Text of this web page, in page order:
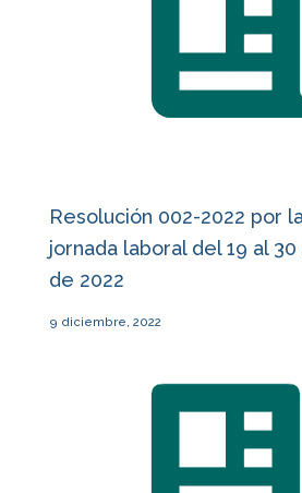
Resolución 002-2022 por
jornada laboral del 19 al
de 2022
9 diciembre, 2022